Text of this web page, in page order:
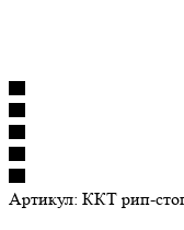
Артикул: ККТ рип-